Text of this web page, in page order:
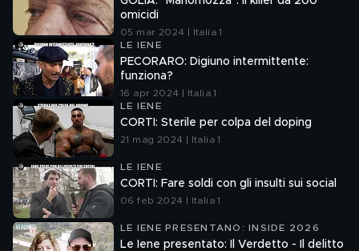
omicidi
05 mar 2024 | Italia 1
LE IENE
PECORARO: Digiuno intermittente:
funziona?
16 apr 2024 | Italia 1
LE IENE
CORTI: Sterile per colpa del doping
21 mag 2024 | Italia 1
LE IENE
CORTI: Fare soldi con gli insulti sui social
06 feb 2024 | Italia 1
LE IENE PRESENTANO: INSIDE 2026
Le Iene presentato: Il Verdetto - Il delitto